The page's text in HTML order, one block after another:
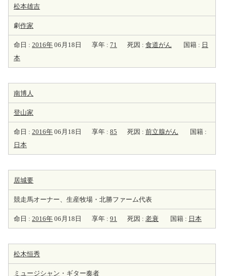
松本雄吉
劇 作家
命日 : 2016年 06月18日 享年 : 71 死因 : 食道がん 国籍 : 日
本
南博人
登山家
命日 : 2016年 06月18日 享年 : 85 死因 : 前立腺がん
国籍 :
日本
居城要
競走馬オーナー、生産牧場・北勝ファーム代表
命日 : 2016年 06月18日 享年 : 91 死因 : 老衰 国籍 : 日本
松木恒秀
ミュージシャン ・ギター奏者